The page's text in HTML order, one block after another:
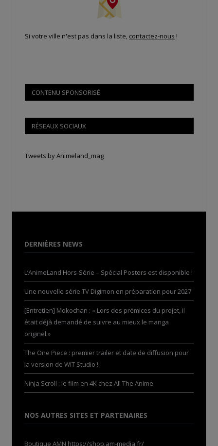
Si votre ville n'est pas dans la liste, contactez-nous !
CONTENU SPONSORISÉ
RÉSEAUX SOCIAUX
Tweets by Animeland_mag
DERNIÈRES NEWS
L’AnimeLand Hors-Série – Spécial Posters est disponible !
Une nouvelle série TV Digimon en préparation pour 2027
[Entretien] Mokochan : « Lors des prémices du projet, il
était déjà demandé de suivre au mieux le manga
originel.»
The One Piece : premier trailer et date de diffusion pour
la version de WIT Studio !
Ninja Scroll : le film en 4K chez All The Anime
NOS AUTRES SITES ET PARTENAIRES
Boutique AMN https://shop.am-media.fr/